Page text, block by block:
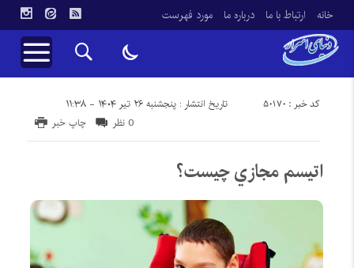
خانه ارتباط با ما درباره ما مورد فهرست
تاریخ انتشار : پنجشنبه ۲۶ تیر ۱۴۰۴ - ۱۱:۳۸ کد خبر : 50170
چاپ خبر 0 نظر
اتيسم مجازي چيست؟